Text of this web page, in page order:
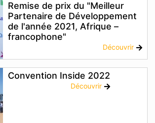
Remise de prix du "Meilleur
Partenaire de Développement
de l'année 2021, Afrique –
francophone"
Découvrir
Convention Inside 2022
Découvrir